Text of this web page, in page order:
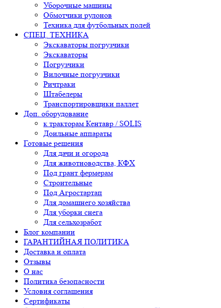
Уборочные машины
Обмотчики рулонов
Техника для футбольных полей
СПЕЦ. ТЕХНИКА
Экскаваторы погрузчики
Экскаваторы
Погрузчики
Вилочные погрузчики
Ричтраки
Штабелеры
Транспортировщики паллет
Доп. оборудование
к тракторам Кентавр / SOLIS
Доильные аппараты
Готовые решения
Для дачи и огорода
Для животноводства, КФХ
Под грант фермерам
Строительные
Под Агростартап
Для домашнего хозяйства
Для уборки снега
Для сельхозработ
Блог компании
ГАРАНТИЙНАЯ ПОЛИТИКА
Доставка и оплата
Отзывы
О нас
Политика безопасности
Условия соглашения
Сертификаты